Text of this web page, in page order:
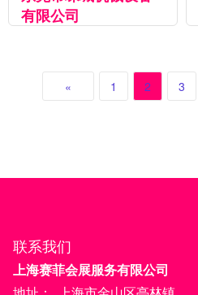
有限公司
« 1 2 3
联系我们
上海赛菲会展服务有限公司